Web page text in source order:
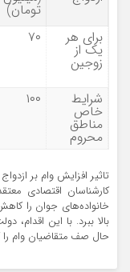
تومان)
برای هر
یک از
زوجین
۷۰
شرایط
خاص
مناطق
محروم
۱۰۰
تاثیر افزایش وام بر
کارشناسان اقتصادی
خانواده‌های جوان را
بالا ببرد. با این
حال صف متقاضیان وام را